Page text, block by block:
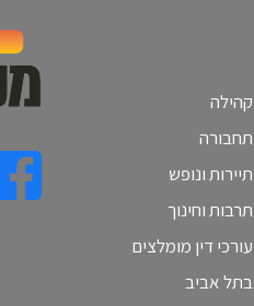
קהילה
תחבורה
תיירות ונופש
תרבות וחינוך
עורכי דין מומלצים
בתל אביב